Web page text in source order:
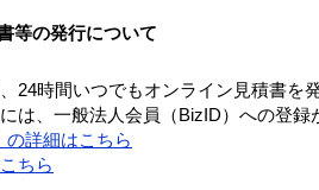
等の発行について
24時間いつでもオンライン見積書を
は、一般法人会員（BizID）への登録
詳細はこちら
ちら